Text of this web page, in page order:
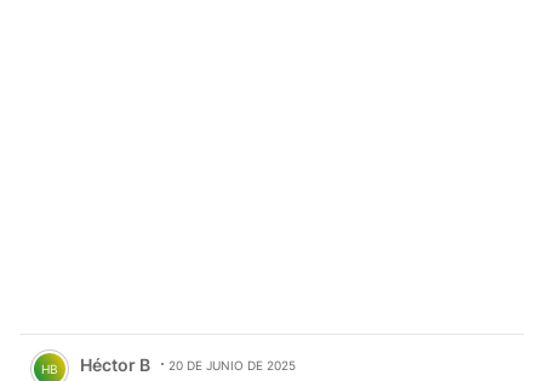
Comentario de Héctor B.
HB Héctor B 20 DE JUNIO DE 2025